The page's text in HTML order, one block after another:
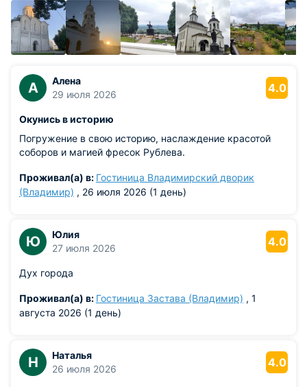
А
Алена
29 июля 2026
4.0
Окунись в историю
Погружение в свою историю, наслаждение красотой
соборов и магией фресок Рублева.
Проживал(а) в: Гостиница Владимирский дворик
(Владимир) , 26 июля 2026 (1 день)
Ю
Юлия
27 июля 2026
4.0
Дух города
Проживал(а) в: Гостиница Застава (Владимир) , 1
августа 2026 (1 день)
Н
Наталья
26 июля 2026
4.0